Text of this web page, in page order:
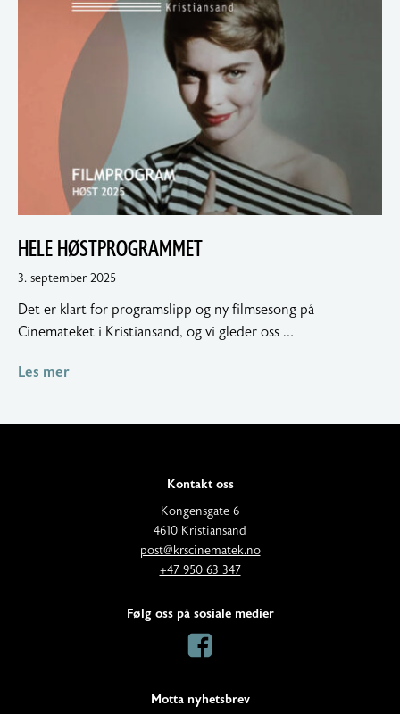
HELE HØSTPROGRAMMET
3. september 20255.
2025
Det er klart for programslipp og ny filmsesong på
Cinemateket i Kristiansand, og vi gleder oss …
Les mer
Kontakt oss
A
d
d
r
s
Kongensgate 6
4610 Kristiansand
E
s
post@krscinematek.no
T
l
:
+47 950 63 347
Følg oss på sosiale medier
Motta nyhetsbrev